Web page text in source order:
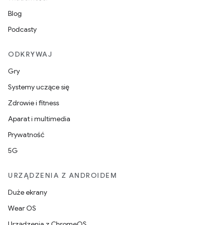
Blog
Podcasty
ODKRYWAJ
Gry
Systemy uczące się
Zdrowie i fitness
Aparat i multimedia
Prywatność
5G
URZĄDZENIA Z ANDROIDEM
Duże ekrany
Wear OS